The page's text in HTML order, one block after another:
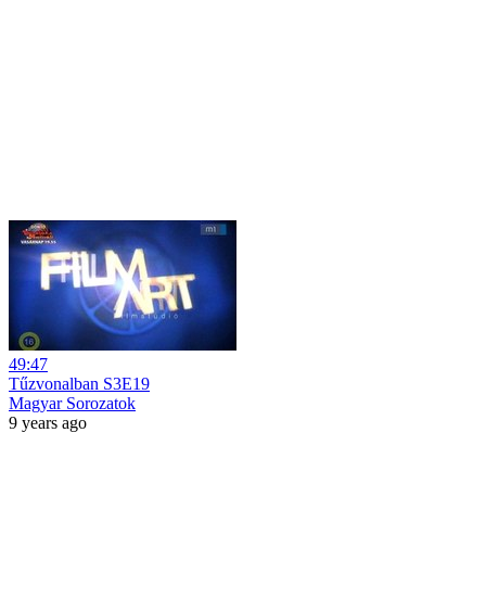
49:47
Tűzvonalban S3E19
Magyar Sorozatok
9 years ago